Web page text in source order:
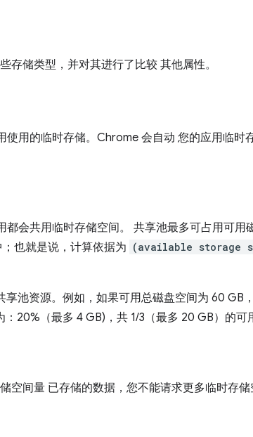
存储类型，并对其进行了比较 其他属性。
使用的临时存储。Chrome 会自动 您的应用临时
都会共用临时存储空间。 共享池最多可占用可用
也就是说，计算依据为 (available storage
享池资源。例如，如果可用总磁盘空间为 60 GB
20%（最多 4 GB)，共 1/3（最多 20 GB）的可
空间量 已存储的数据，您不能请求更多临时存